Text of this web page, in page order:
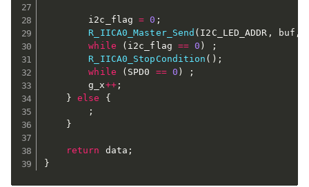
        i2c_flag
= 0 ;
R_IICA0_Master_Send ( I2C_LED_ADDR , buf ,
while
( i2c_flag == 0 )
;
R_IICA0_StopCondition ( ) ;
while
( SPD0 == 0 )
;
        g_x
++;
}
else
{
;
}
return data ;
}